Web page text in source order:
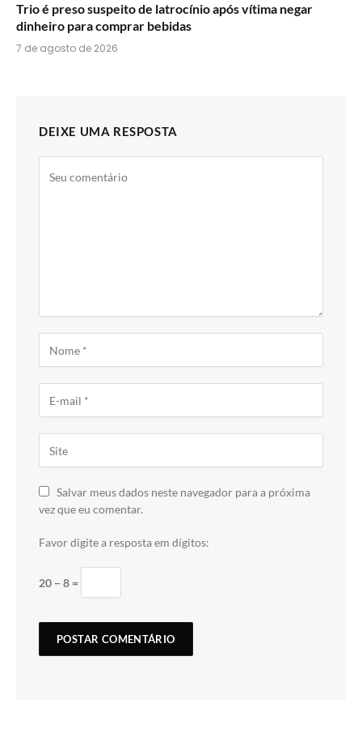
Trio é preso suspeito de latrocínio após vítima negar
dinheiro para comprar bebidas
7 de agosto de 2026
DEIXE UMA RESPOSTA
Salvar meus dados neste navegador para a próxima
vez que eu comentar.
Favor digite a resposta em dígitos:
20 − 8 =